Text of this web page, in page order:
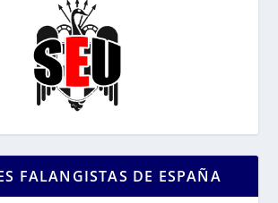
FALANGISTAS DE ESPAÑA